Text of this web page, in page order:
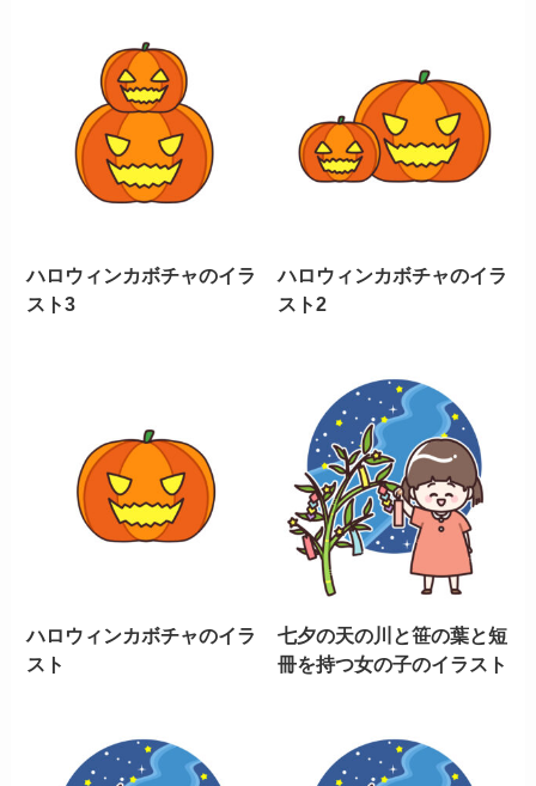
ハロウィンカボチャのイラ
スト3
ハロウィンカボチャのイラ
スト2
ハロウィンカボチャのイラ
スト
七夕の天の川と笹の葉と短
冊を持つ女の子のイラスト